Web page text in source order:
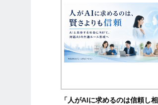
「人がAIに求めるのは信頼し